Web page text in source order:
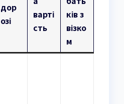
дор
озі
варті
сть
ків з
візко
м